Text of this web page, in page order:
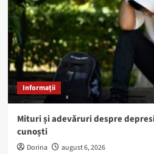
Informații
Mituri și adevăruri despre
cunoști
Dorina august 6, 2026